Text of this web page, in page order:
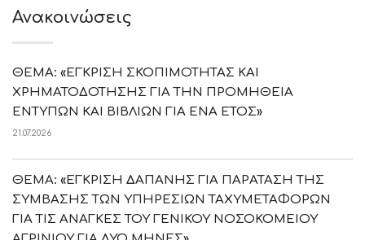
Ανακοινώσεις
ΘΕΜΑ: «ΕΓΚΡΙΣΗ ΣΚΟΠΙΜΟΤΗΤΑΣ ΚΑΙ
ΧΡΗΜΑΤΟΔΟΤΗΣΗΣ ΓΙΑ ΤΗΝ ΠΡΟΜΗΘΕΙΑ
ΕΝΤΥΠΩΝ ΚΑΙ ΒΙΒΛΙΩΝ ΓΙΑ ΕΝΑ ΕΤΟΣ»
21.07.2026
ΘΕΜΑ: «ΕΓΚΡΙΣΗ ΔΑΠΑΝΗΣ ΓΙΑ ΠΑΡΑΤΑΣΗ ΤΗΣ
ΣΥΜΒΑΣΗΣ ΤΩΝ ΥΠΗΡΕΣΙΩΝ ΤΑΧΥΜΕΤΑΦΟΡΩΝ
ΓΙΑ ΤΙΣ ΑΝΑΓΚΕΣ ΤΟΥ ΓΕΝΙΚΟΥ ΝΟΣΟΚΟΜΕΙΟΥ